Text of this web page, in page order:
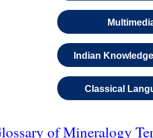
Indian
Classical
of Mineralogy